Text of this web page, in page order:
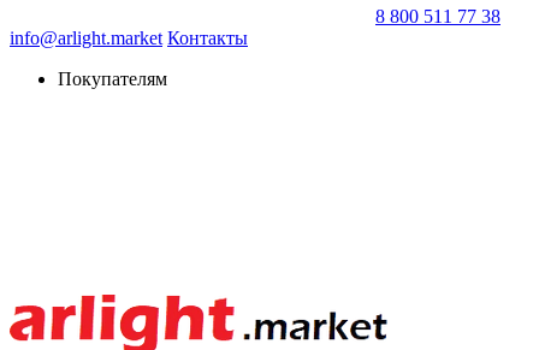
8 800 511 77 38
info@arlight.market Контакты
Покупателям